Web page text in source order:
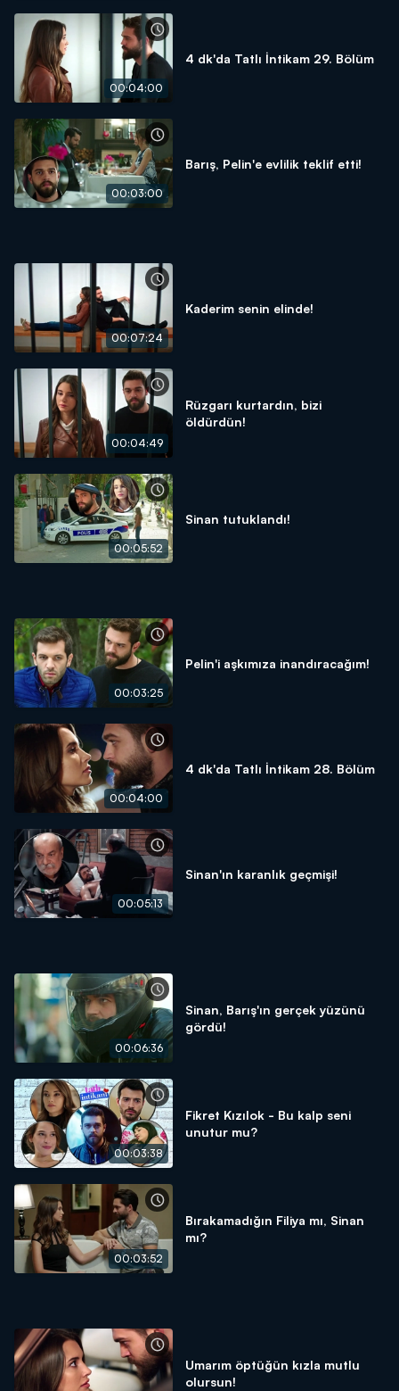
00:04:00
4 dk'da Tatlı İntikam 29. Bölüm
00:03:00
Barış, Pelin'e evlilik teklif etti!
00:07:24
Kaderim senin elinde!
00:04:49
Rüzgarı kurtardın, bizi
öldürdün!
00:05:52
Sinan tutuklandı!
00:03:25
Pelin'i aşkımıza inandıracağım!
00:04:00
4 dk'da Tatlı İntikam 28. Bölüm
00:05:13
Sinan'ın karanlık geçmişi!
00:06:36
Sinan, Barış'ın gerçek yüzünü
gördü!
00:03:38
Fikret Kızılok - Bu kalp seni
unutur mu?
00:03:52
Bırakamadığın Filiya mı, Sinan
mı?
Umarım öptüğün kızla mutlu
olursun!